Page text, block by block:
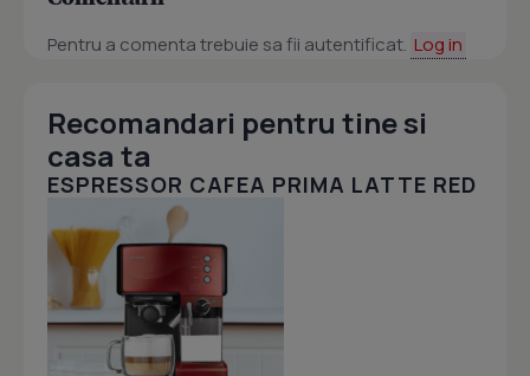
Pentru a comenta trebuie sa fii autentificat. Log in
Recomandari pentru tine si
casa ta
ESPRESSOR CAFEA PRIMA LATTE RED